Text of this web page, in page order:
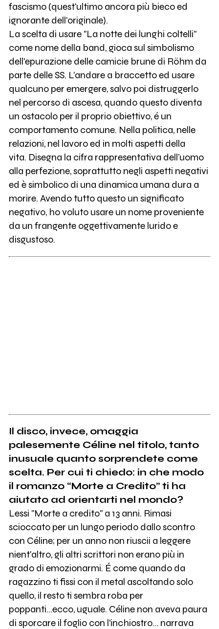
fascismo (quest'ultimo ancora più bieco ed
ignorante dell'originale).
La scelta di usare "La notte dei lunghi coltelli"
come nome della band, gioca sul simbolismo
dell'epurazione delle camicie brune di Röhm da
parte delle SS. L’andare a braccetto ed usare
qualcuno per emergere, salvo poi distruggerlo
nel percorso di ascesa, quando questo diventa
un ostacolo per il proprio obiettivo, é un
comportamento comune. Nella politica, nelle
relazioni, nel lavoro ed in molti aspetti della
vita. Disegna la cifra rappresentativa dell’uomo
alla perfezione, soprattutto negli aspetti negativi
ed è simbolico di una dinamica umana dura a
morire. Avendo tutto questo un significato
negativo, ho voluto usare un nome proveniente
da un frangente oggettivamente lurido e
disgustoso.
Il disco, invece, omaggia
palesemente Céline nel titolo, tanto
inusuale quanto sorprendete come
scelta. Per cui ti chiedo: in che modo
il romanzo “Morte a Credito” ti ha
aiutato ad orientarti nel mondo?
Lessi "Morte a credito" a 13 anni. Rimasi
scioccato per un lungo periodo dallo scontro
con Céline; per un anno non riuscii a leggere
nient'altro, gli altri scrittori non erano più in
grado di emozionarmi. É come quando da
ragazzino ti fissi con il metal ascoltando solo
quello, il resto ti sembra roba per
poppanti...ecco, uguale. Céline non aveva paura
di sporcare il foglio con l'inchiostro... narrava